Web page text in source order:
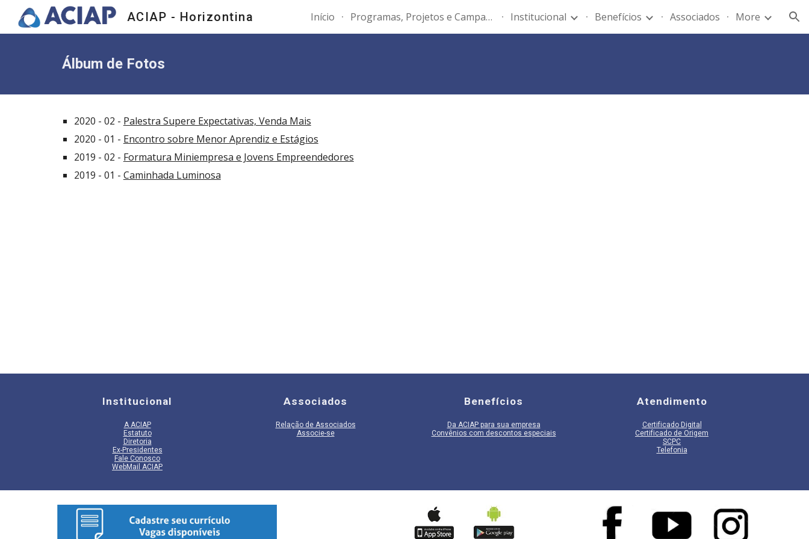
Skip to main content Skip to navigation
ACIAP - Horizontina Início Programas, Projetos e Campanhas Institucional Benefícios Associados More
Álbum de Fotos
2020 - 02 - Palestra Supere Expectativas, Venda Mais
2020 - 01 - Encontro sobre Menor Aprendiz e Estágios
2019 - 02 - Formatura Miniempresa e Jovens Empreendedores
2019 - 01 - Caminhada Luminosa
Institucional
AACIAP
Estatuto
Diretoria
Ex-Presidentes
Fale Conosco
WebMail ACIAP
Associados
Relação de Associados
Associe-se
Benefícios
Da ACIAP para sua empresa
Convênios com descontos especiais
Atendimento
Certificado Digital
Certificado de Origem
SCPC
Telefonia